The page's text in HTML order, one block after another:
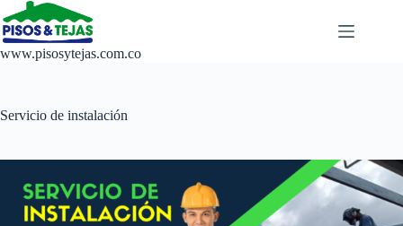
Saltar
al
contenido
www.pisosytejas.com.co
Servicio de instalación